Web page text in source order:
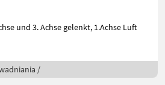
und 3. Achse gelenkt, 1.Achse Luft
/